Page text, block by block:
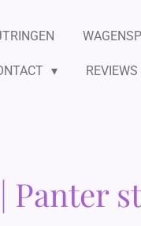
REVIEWS
Panter